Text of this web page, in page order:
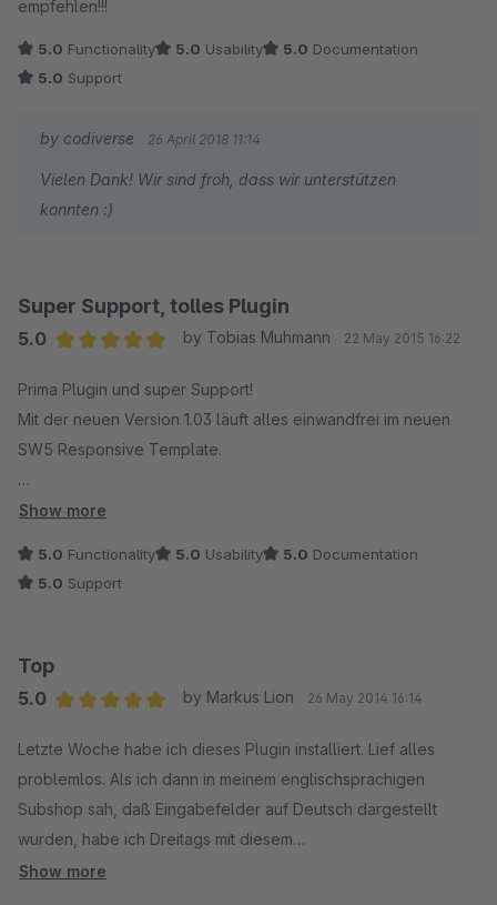
empfehlen!!!
5.0 Functionality 5.0 Usability 5.0 Documentation
5.0 Support
by codiverse 26 April 2018 11:14
Vielen Dank! Wir sind froh, dass wir unterstützen
konnten :)
Super Support, tolles Plugin
5.0
by Tobias Muhmann 22 May 2015 16:22
Prima Plugin und super Support!
Mit der neuen Version 1.03 läuft alles einwandfrei im neuen
SW5 Responsive Template.
Top!
Show more
5.0 Functionality 5.0 Usability 5.0 Documentation
5.0 Support
Top
5.0
by Markus Lion 26 May 2014 16:14
Letzte Woche habe ich dieses Plugin installiert. Lief alles
problemlos. Als ich dann in meinem englischsprachigen
Subshop sah, daß Eingabefelder auf Deutsch dargestellt
wurden, habe ich Dreitags mit diesem
Verbesserungsvorschlag kontaktiert. Bereits am Montag
Show more